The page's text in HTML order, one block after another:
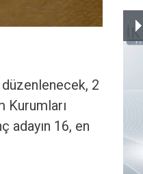
2
Kurumları
adayın 16, en